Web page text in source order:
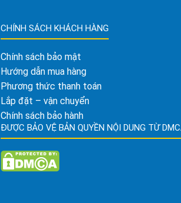
CHÍNH SÁCH KHÁCH HÀNG
Chính sách bảo mật
Hướng dẫn mua hàng
Phương thức thanh toán
Lắp đặt – vận chuyển
Chính sách bảo hành
ĐƯỢC BẢO VỆ BẢN QUYỀN NỘI DUNG TỪ